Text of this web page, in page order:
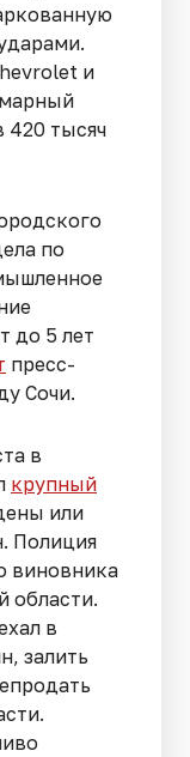
и
420 тысяч
по
до 5 лет
пресс-
Сочи.
в
крупный
или
Полиция
виновника
области.
в
залить